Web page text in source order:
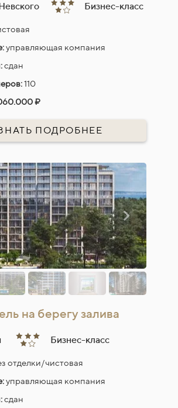
Бизнес-класс
управляющая компания
сдан
110
₽
ПОДРОБНЕЕ
на берегу залива
Бизнес-класс
отделки/чистовая
управляющая компания
сдан